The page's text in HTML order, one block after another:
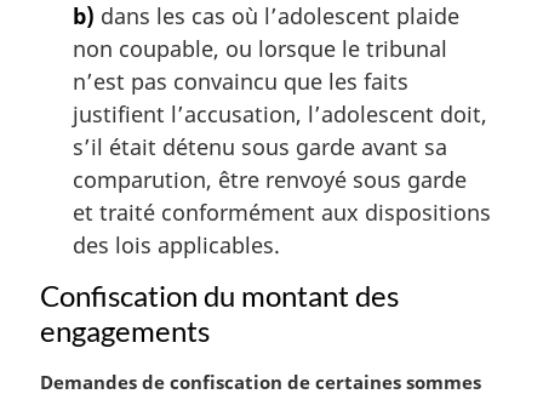
b) dans les cas où l’adolescent plaide
non coupable, ou lorsque le tribunal
n’est pas convaincu que les faits
justifient l’accusation, l’adolescent doit,
s’il était détenu sous garde avant sa
comparution, être renvoyé sous garde
et traité conformément aux dispositions
des lois applicables.
Confiscation du montant des
engagements
N
Demandes de confiscation de certaines sommes